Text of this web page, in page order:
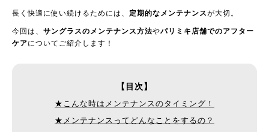
長く快適に使い続けるためには、 定期的なメンテナンスが大切。
今回は、 サングラスのメンテナンス方法やパリミキ店舗でのアフター
ケアについてご紹介します！
【目次】
★こんな時はメンテナンスのタイミング！
★メンテナンスってどんなことをするの？